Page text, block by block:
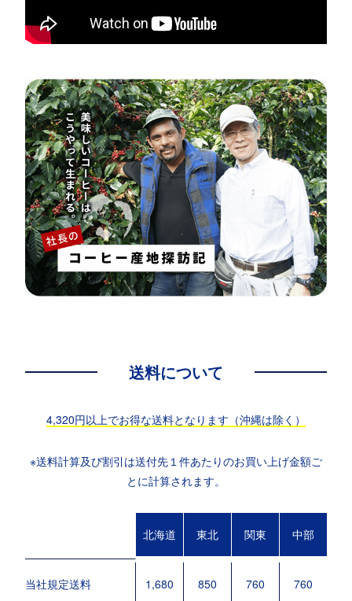
送料について
4,320円以上でお得な送料となります（沖縄は除く）
※送料計算及び割引は送付先１件あたりのお買い上げ金額ご
とに計算されます。
北海道 東北 関東 中部
当社規定送料 1,680 850 760 760